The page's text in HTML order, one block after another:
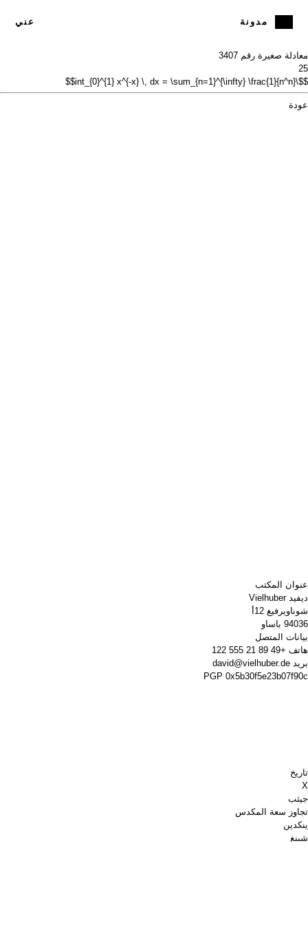
عني مدونة
معادلة صغيرة رقم 34 07
25
$$\int_{0}^{1} x^{-x} \, dx = \sum_{n=1}^{\infty} \frac{1}{n^n}$$
عودة
عنوان المكتب
ديفيد Vielhuber
شوناويرفيغ 12أ
94036 باساو
بيانات المتصل
هاتف +49 89 21 555 122
بريد david@vielhuber.de
PGP 0x5b30f5e23b07f90c
تاريخ
X
جيثب
تجاوز سعة المكدس
ينكدين
شينغ